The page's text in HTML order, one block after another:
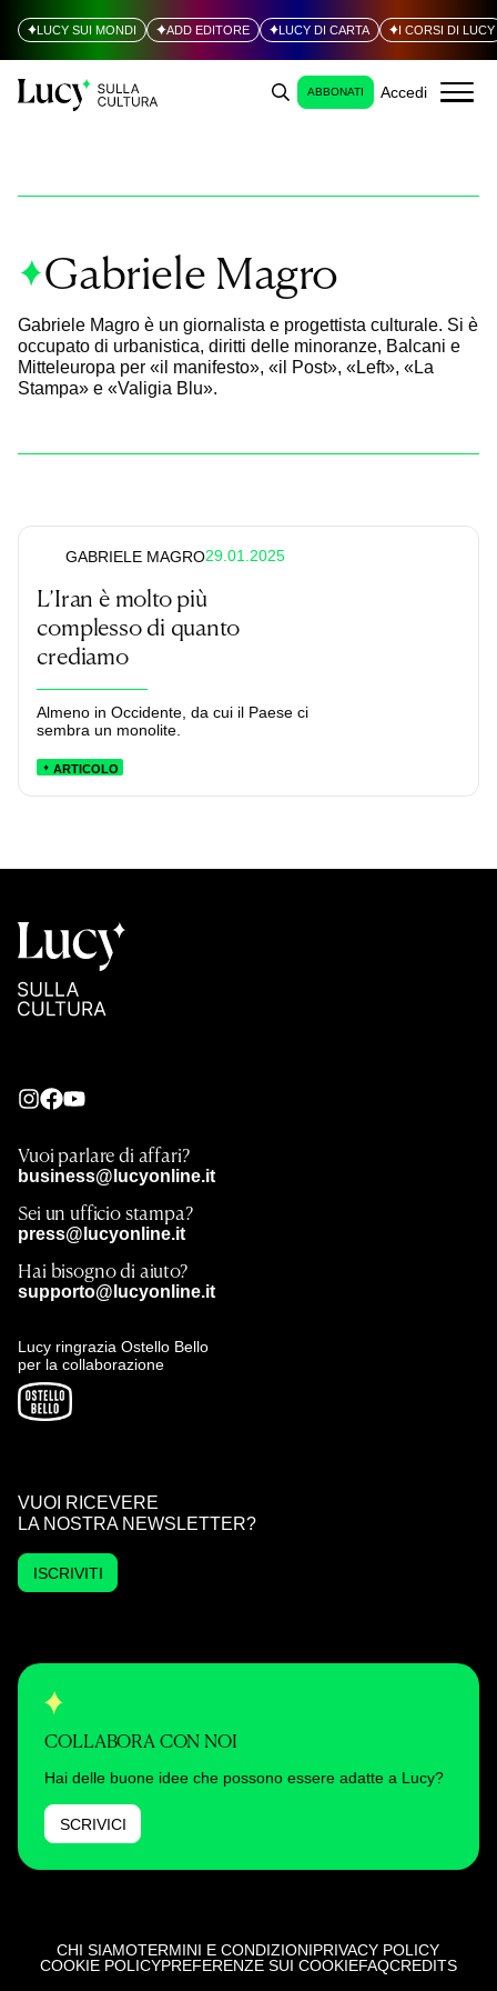
LUCY SUI MONDI ADD EDITORE LUCY DI CARTA I CORSI DI LUCY
ABBONATI Accedi
Gabriele Magro
Gabriele Magro è un giornalista e progettista culturale. Si è
occupato di urbanistica, diritti delle minoranze, Balcani e
Mitteleuropa per «il manifesto», «il Post», «Left», «La
Stampa» e «Valigia Blu».
GABRIELE MAGRO29.01.2025
L’Iran è molto più
complesso di quanto
crediamo
Almeno in Occidente, da cui il Paese ci
sembra un monolite.
ARTICOLO
Vuoi parlare di affari?
business@lucyonline.it
Sei un ufficio stampa?
press@lucyonline.it
Hai bisogno di aiuto?
supporto@lucyonline.it
Lucy ringrazia Ostello Bello
per la collaborazione
VUOI RICEVERE
LA NOSTRA NEWSLETTER?
ISCRIVITI
COLLABORA CON NOI
Hai delle buone idee che possono essere adatte a Lucy?
SCRIVICI
CHI SIAMOTERMINI E CONDIZIONIPRIVACY POLICY
COOKIE POLICYPREFERENZE SUI COOKIEFAQCREDITS